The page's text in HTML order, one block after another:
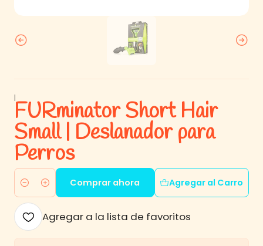
|
FURminator Short Hair
Small | Deslanador para
Perros
Cantidad
Agregar al Carro
Comprar ahora
Agregar a la lista de favoritos